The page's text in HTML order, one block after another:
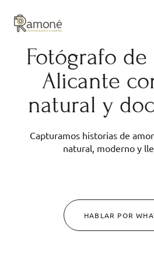
Fotógrafo
Alicante
natural y
Capturamos historias de
natural, moderno y
HABLAR POR